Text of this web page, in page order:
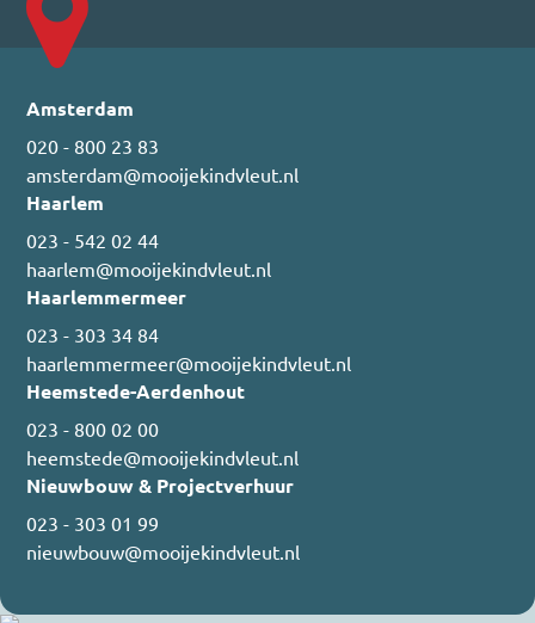
Amsterdam
020 - 800 23 83
amsterdam@mooijekindvleut.nl
Haarlem
023 - 542 02 44
haarlem@mooijekindvleut.nl
Haarlemmermeer
023 - 303 34 84
haarlemmermeer@mooijekindvleut.nl
Heemstede-Aerdenhout
023 - 800 02 00
heemstede@mooijekindvleut.nl
Nieuwbouw & Projectverhuur
023 - 303 01 99
nieuwbouw@mooijekindvleut.nl